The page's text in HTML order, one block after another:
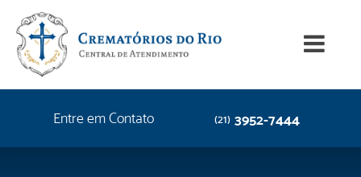
Entre em Contato (21) 3952-7444